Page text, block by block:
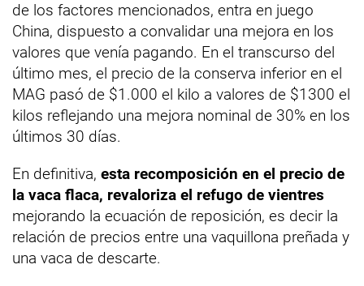
de los factores mencionados, entra en juego
China, dispuesto a convalidar una mejora en los
valores que venía pagando. En el transcurso del
último mes, el precio de la conserva inferior en el
MAG pasó de $1.000 el kilo a valores de $1300 el
kilos reflejando una mejora nominal de 30% en los
últimos 30 días.
En definitiva, esta recomposición en el precio de
la vaca flaca, revaloriza el refugo de vientres
mejorando la ecuación de reposición, es decir la
relación de precios entre una vaquillona preñada y
una vaca de descarte.